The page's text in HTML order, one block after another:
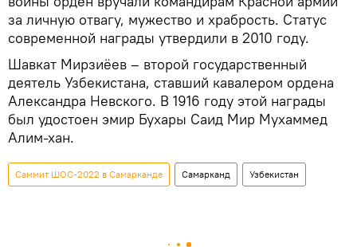
за личную отвагу, мужество и храбрость. Статус
современной награды утвердили в 2010 году.
Шавкат Мирзиёев – второй государственный
деятель Узбекистана, ставший кавалером ордена
Александра Невского. В 1916 году этой награды
был удостоен эмир Бухары Саид Мир Мухаммед
Алим-хан.
Саммит ШОС-2022 в Самарканде Самарканд Узбекистан